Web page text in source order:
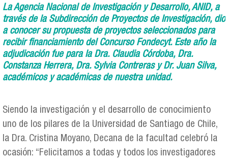
La Agencia Nacional de Investigación y Desarrollo, ANID, a
través de la Subdirección de Proyectos de Investigación, dio
a conocer su propuesta de proyectos seleccionados para
recibir financiamiento del Concurso Fondecyt. Este año la
adjudicación fue para la Dra. Claudia Córdoba, Dra.
Constanza Herrera, Dra. Sylvia Contreras y Dr. Juan Silva,
académicos y académicas de nuestra unidad.
Siendo la investigación y el desarrollo de conocimiento
uno de los pilares de la Universidad de Santiago de Chile,
la Dra. Cristina Moyano, Decana de la facultad celebró la
ocasión: “Felicitamos a todas y todos los investigadores